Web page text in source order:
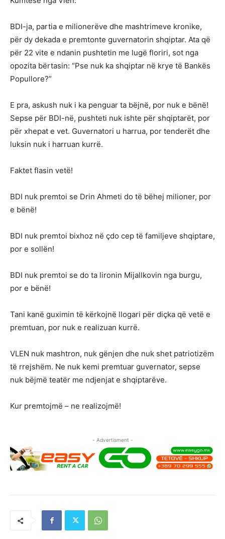
BDI-ja, partia e milionerëve dhe mashtrimeve kronike,
për dy dekada e premtonte guvernatorin shqiptar. Ata që
për 22 vite e ndanin pushtetin me lugë floriri, sot nga
opozita bërtasin: “Pse nuk ka shqiptar në krye të Bankës
Popullore?”
E pra, askush nuk i ka penguar ta bëjnë, por nuk e bënë!
Sepse për BDI-në, pushteti nuk ishte për shqiptarët, por
për xhepat e vet. Guvernatori u harrua, por tenderët dhe
luksin nuk i harruan kurrë.
Faktet flasin vetë!
BDI nuk premtoi se Drin Ahmeti do të bëhej milioner, por
e bënë!
BDI nuk premtoi bixhoz në çdo cep të familjeve shqiptare,
por e sollën!
BDI nuk premtoi se do ta lironin Mijallkovin nga burgu,
por e bënë!
Tani kanë guximin të kërkojnë llogari për diçka që vetë e
premtuan, por nuk e realizuan kurrë.
VLEN nuk mashtron, nuk gënjen dhe nuk shet patriotizëm
të rrejshëm. Ne nuk kemi premtuar guvernator, sepse
nuk bëjmë teatër me ndjenjat e shqiptarëve.
Kur premtojmë – ne realizojmë!
- Advertisment -